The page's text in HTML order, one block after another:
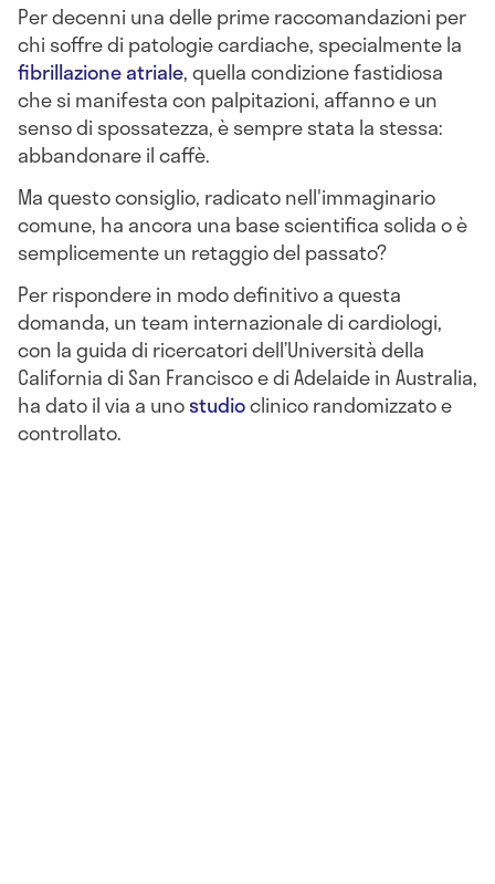
Per decenni una delle prime raccomandazioni per
chi soffre di patologie cardiache, specialmente la
fibrillazione atriale, quella condizione fastidiosa
che si manifesta con palpitazioni, affanno e un
senso di spossatezza, è sempre stata la stessa:
abbandonare il caffè.
Ma questo consiglio, radicato nell'immaginario
comune, ha ancora una base scientifica solida o è
semplicemente un retaggio del passato?
Per rispondere in modo definitivo a questa
domanda, un team internazionale di cardiologi,
con la guida di ricercatori dell’Università della
California di San Francisco e di Adelaide in Australia,
ha dato il via a unostudioclinico randomizzato e
controllato.